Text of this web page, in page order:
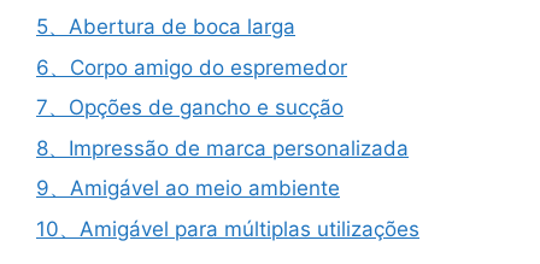
5、Abertura de boca larga
6、Corpo amigo do espremedor
7、Opções de gancho e sucção
8、Impressão de marca personalizada
9、Amigável ao meio ambiente
10、Amigável para múltiplas utilizações